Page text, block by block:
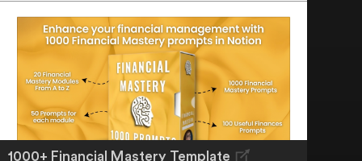
Sortieralgorithmus gefunden. Dieser ist eine
entscheidende Komponente in der
Datenverarbeitung für verschiedene Geräte
und Plattformen und spielt eine wichtige
Rolle bei Aktivitäten wie der Rangordnung
von Online-Suchergebnissen oder der
Organisation von Social-Media-Beiträgen.
1000+ Financial Mastery Template